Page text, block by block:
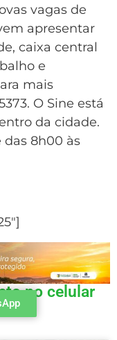
vagas de
apresentar
caixa central
e
mais
O Sine está
da cidade.
8h00 às
no celular